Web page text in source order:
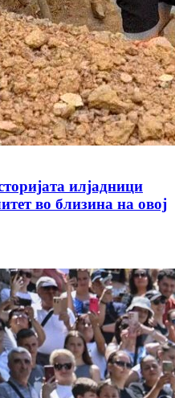
илјадници
во близина на овој